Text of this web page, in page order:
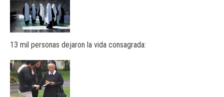
13 mil personas dejaron la vida consagrada: